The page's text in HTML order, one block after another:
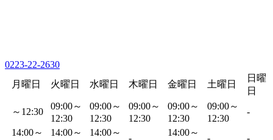
0223-22-2630
月曜日
火曜日 水曜日 木曜日 金曜日 土曜日
日曜
日
～12:30
09:00～
12:30
09:00～
12:30
09:00～
12:30
09:00～
12:30
09:00～
12:30
-
14:00～
14:00～
14:00～
14:00～